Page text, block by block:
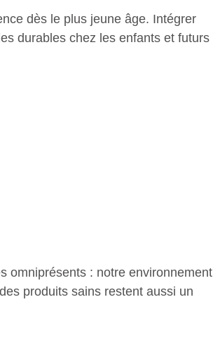
dès le plus jeune âge. Intégrer
durables chez les enfants et futurs
omniprésents : notre environnement
produits sains restent aussi un